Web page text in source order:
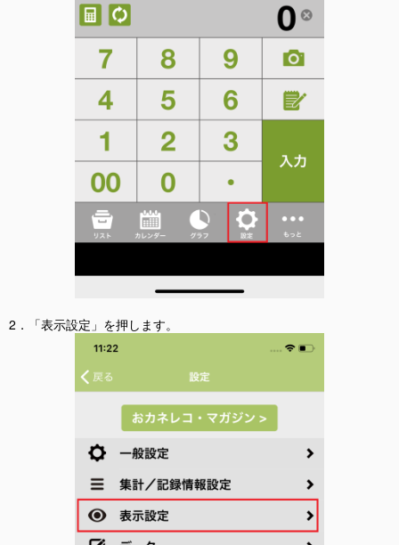
2．「表示設定」を押します。